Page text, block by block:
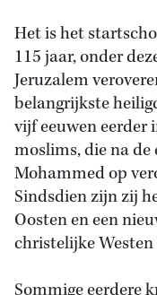
Het is het
115 jaar, onder
Jeruzalem
belangrijkste
vijf eeuwen eerder
moslims, die na
Mohammed op
Sindsdien zijn zij
Oosten en een
christelijke